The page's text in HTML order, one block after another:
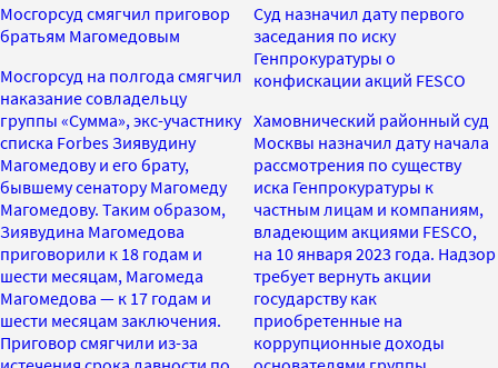
Мосгорсуд смягчил приговор
братьям Магомедовым
Мосгорсуд на полгода смягчил
наказание совладельцу
группы «Сумма», экс-участнику
списка Forbes Зиявудину
Магомедову и его брату,
бывшему сенатору Магомеду
Магомедову. Таким образом,
Зиявудина Магомедова
приговорили к 18 годам и
шести месяцам, Магомеда
Магомедова — к 17 годам и
шести месяцам заключения.
Приговор смягчили из-за
Суд назначил дату первого
заседания по иску
Генпрокуратуры о
конфискации акций FESCO
Хамовнический районный суд
Москвы назначил дату начала
рассмотрения по существу
иска Генпрокуратуры к
частным лицам и компаниям,
владеющим акциями FESCO,
на 10 января 2023 года. Надзор
требует вернуть акции
государству как
приобретенные на
коррупционные доходы